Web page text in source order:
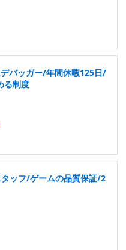
バッガー/年間休暇125日/
る制度
タッフ/ゲームの品質保証/2